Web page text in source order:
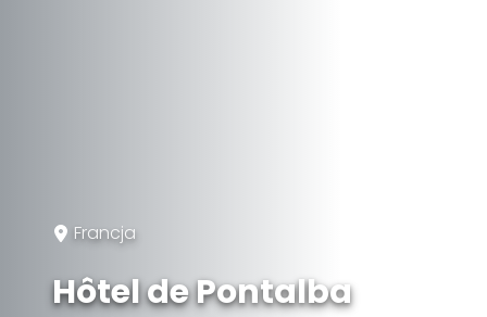
Francja
Hôtel de Pontalba